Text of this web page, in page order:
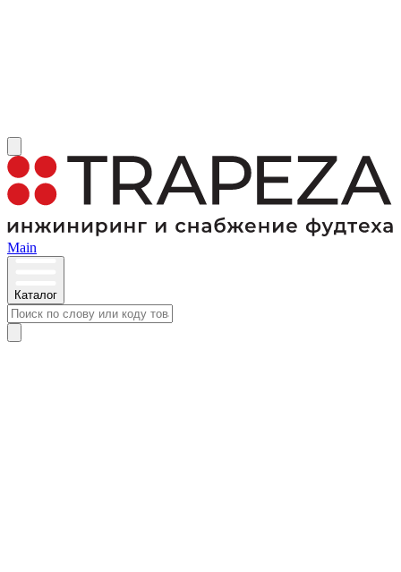
Main
Каталог